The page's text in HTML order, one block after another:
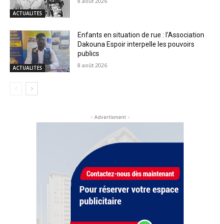
ACTUALITES
ACTUALITES
Enfants en situation de rue : l’Association
Dakouna Espoir interpelle les pouvoirs
publics
8 août 2026
- Advertisment -